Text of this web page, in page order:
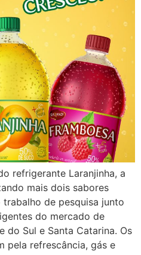
refrigerante Laranjinha, a
mais dois sabores
de pesquisa junto
do mercado de
do Sul e Santa Catarina. Os
pela refrescância, gás e